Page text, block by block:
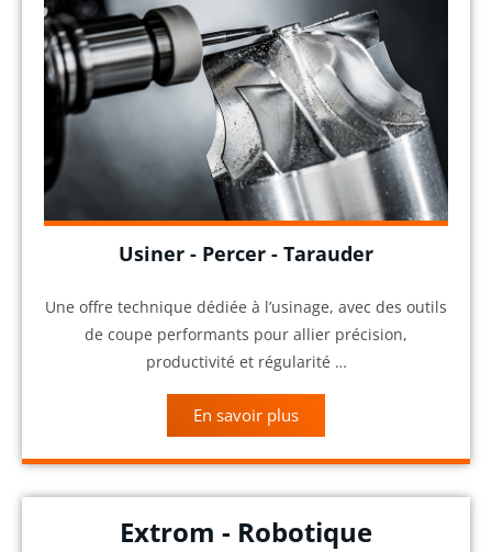
Usiner - Percer - Tarauder
Une offre technique dédiée à l’usinage, avec des outils
de coupe performants pour allier précision,
productivité et régularité …
En savoir plus
Extrom - Robotique